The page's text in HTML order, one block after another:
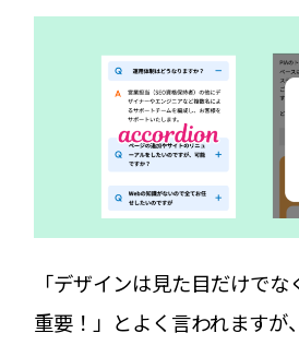
「デザインは見た目だけで
重要！」とよく言われますが